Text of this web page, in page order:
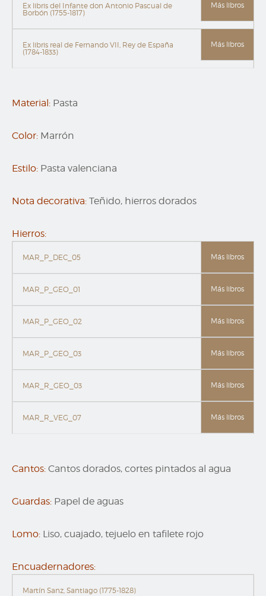
Ex libris del Infante don Antonio Pascual de
Borbón (1755-1817)
Más libros
Ex libris real de Fernando VII, Rey de España
(1784-1833)
Más libros
Material: Pasta
Color: Marrón
Estilo: Pasta valenciana
Nota decorativa: Teñido, hierros dorados
Hierros:
MAR_P_DEC_05 Más libros
MAR_P_GEO_01 Más libros
MAR_P_GEO_02 Más libros
MAR_P_GEO_03 Más libros
MAR_R_GEO_03 Más libros
MAR_R_VEG_07 Más libros
Cantos: Cantos dorados, cortes pintados al agua
Guardas: Papel de aguas
Lomo: Liso, cuajado, tejuelo en tafilete rojo
Encuadernadores:
Martín Sanz, Santiago (1775-1828)